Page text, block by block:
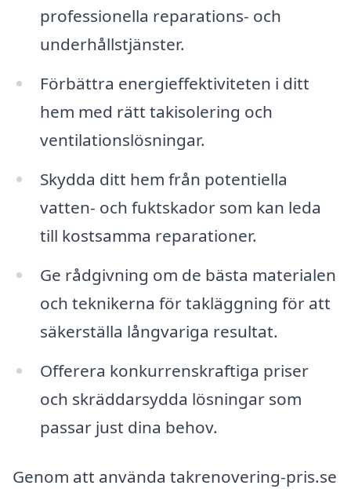
professionella reparations- och
underhållstjänster.
Förbättra energieffektiviteten i ditt
hem med rätt takisolering och
ventilationslösningar.
Skydda ditt hem från potentiella
vatten- och fuktskador som kan leda
till kostsamma reparationer.
Ge rådgivning om de bästa materialen
och teknikerna för takläggning för att
säkerställa långvariga resultat.
Offerera konkurrenskraftiga priser
och skräddarsydda lösningar som
passar just dina behov.
Genom att använda takrenovering-pris.se